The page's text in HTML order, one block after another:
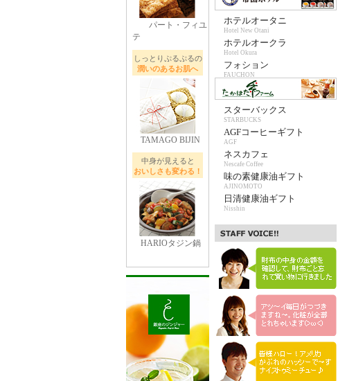
パート・フィユ
テ
しっとりぷるぷるの
潤いのあるお肌へ
TAMAGO BIJIN
中身が見えると
おいしさも変わる！
HARIOタジン鍋
ホテルオータニ
Hotel New Otani
ホテルオークラ
Hotel Okura
フォション
FAUCHON
スターバックス
STARBUCKS
AGFコーヒーギフト
AGF
ネスカフェ
Nescafe Coffee
味の素健康油ギフト
AJINOMOTO
日清健康油ギフト
Nisshin